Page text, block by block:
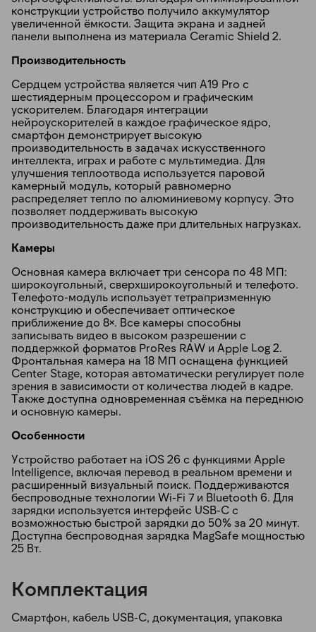
конструкции устройство получило аккумулятор
увеличенной ёмкости. Защита экрана и задней
панели выполнена из материала Ceramic Shield 2.
Производительность
Сердцем устройства является чип A19 Pro с
шестиядерным процессором и графическим
ускорителем. Благодаря интеграции
нейроускорителей в каждое графическое ядро,
смартфон демонстрирует высокую
производительность в задачах искусственного
интеллекта, играх и работе с мультимедиа. Для
улучшения теплоотвода используется паровой
камерный модуль, который равномерно
распределяет тепло по алюминиевому корпусу. Это
позволяет поддерживать высокую
производительность даже при длительных нагрузках.
Камеры
Основная камера включает три сенсора по 48 МП:
широкоугольный, сверхширокоугольный и телефото.
Телефото-модуль использует тетрапризменную
конструкцию и обеспечивает оптическое
приближение до 8×. Все камеры способны
записывать видео в высоком разрешении с
поддержкой форматов ProRes RAW и Apple Log 2.
Фронтальная камера на 18 МП оснащена функцией
Center Stage, которая автоматически регулирует поле
зрения в зависимости от количества людей в кадре.
Также доступна одновременная съёмка на переднюю
и основную камеры.
Особенности
Устройство работает на iOS 26 с функциями Apple
Intelligence, включая перевод в реальном времени и
расширенный визуальный поиск. Поддерживаются
беспроводные технологии Wi-Fi 7 и Bluetooth 6. Для
зарядки используется интерфейс USB-C с
возможностью быстрой зарядки до 50% за 20 минут.
Доступна беспроводная зарядка MagSafe мощностью
25 Вт.
Комплектация
Смартфон, кабель USB-C, документация, упаковка